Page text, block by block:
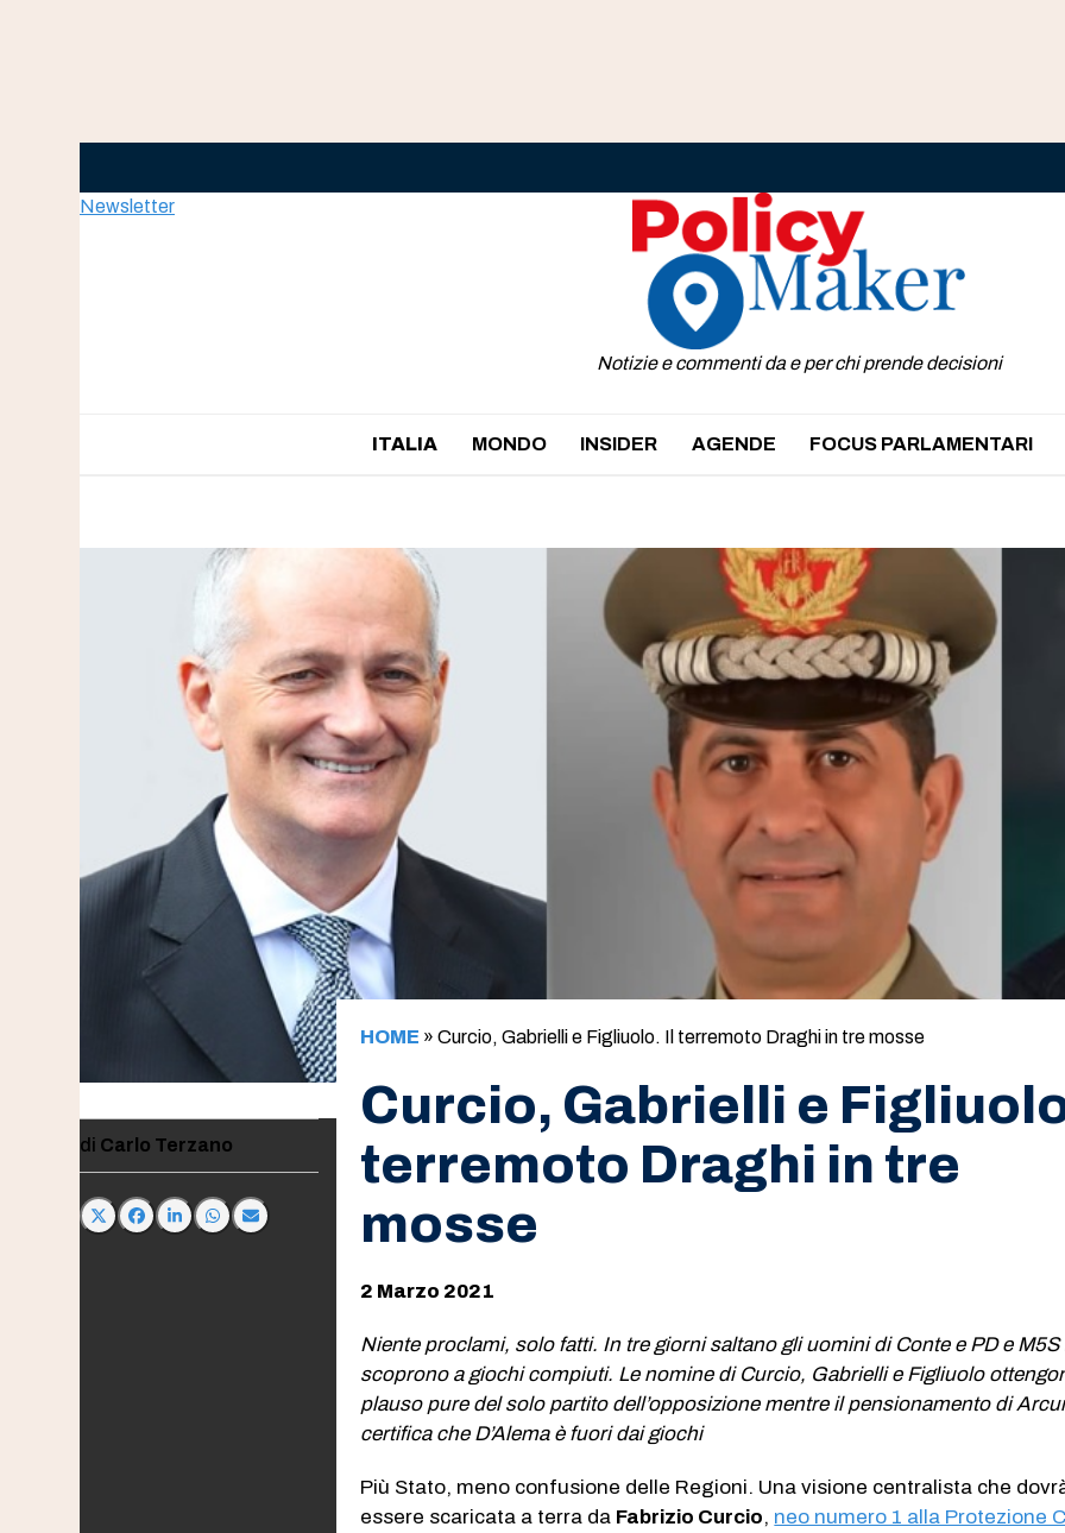
Newsletter
Notizie e commenti da e per chi prende decisioni
ITALIA MONDO INSIDER AGENDE FOCUS PARLAMENTARI
Carlo Terzano
HOME »Curcio, Gabrielli e Figliuolo. Il terremoto Draghi in tre mosse
Curcio, Gabrielli e
terremoto Draghi in tre
mosse
2 Marzo 2021
Niente proclami, solo fatti. In tre giorni saltano gli uomini di Conte e PD e M5S
scoprono a giochi compiuti. Le nomine di Curcio, Gabrielli e Figliuolo
plauso pure del solo partito dell’opposizione mentre il pensionamento di
certifica che D’Alema è fuori dai giochi
Più Stato, meno confusione delle Regioni. Una visione centralista che
essere scaricata a terra da Fabrizio Curcio, neo numero 1 alla Protezione